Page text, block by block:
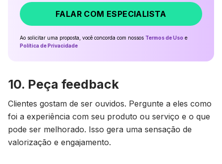
FALAR COM ESPECIALISTA
Ao solicitar uma proposta, você concorda com nossos Termos de Uso e
Política de Privacidade
10. Peça feedback
Clientes gostam de ser ouvidos. Pergunte a eles como
foi a experiência com seu produto ou serviço e o que
pode ser melhorado. Isso gera uma sensação de
valorização e engajamento.